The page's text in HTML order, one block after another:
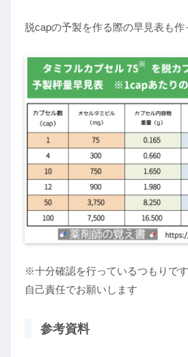
脱capの予製を作る際の早見表も作
※十分確認を行っているつもりで
自己責任でお願いします
参考資料